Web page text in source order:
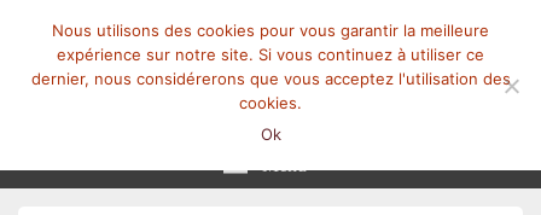
Nous utilisons des cookies pour vous garantir la meilleure
expérience sur notre site. Si vous continuez à utiliser ce
dernier, nous considérerons que vous acceptez l'utilisation des
cookies.
Ok